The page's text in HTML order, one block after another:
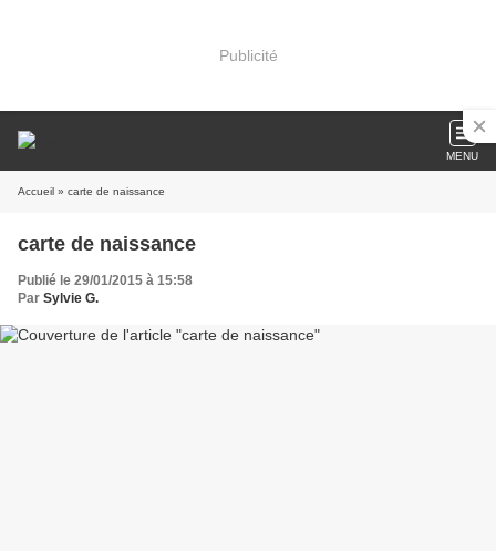
Publicité
MENU
Accueil » carte de naissance
carte de naissance
Publié le 29/01/2015 à 15:58
Par Sylvie G.